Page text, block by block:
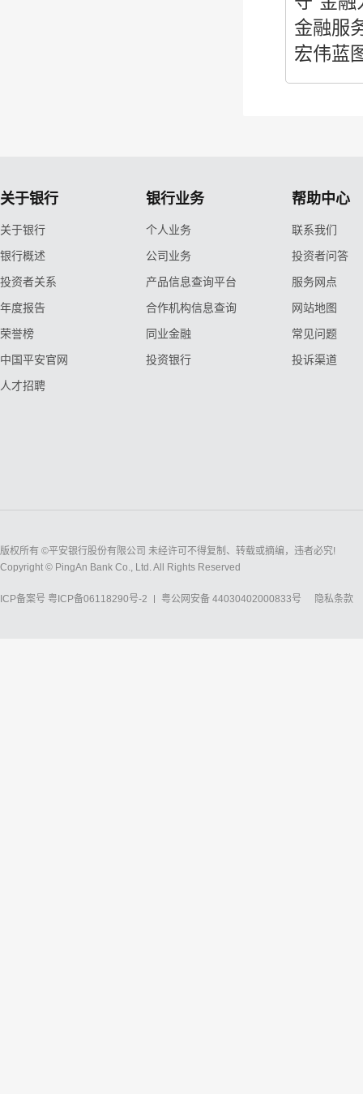
金融服
宏伟蓝
关于银行
关于银行
银行概述
投资者关系
年度报告
荣誉榜
中国平安官网
人才招聘
银行业务
个人业务
公司业务
产品信息查询平台
合作机构信息查询
同业金融
投资银行
帮助中心
联系我们
投资者问答
服务网点
网站地图
常见问题
投诉渠道
版权所有 ©平安银行股份有限公司 未经许可不得复制、转载或摘编，违者必究!
Copyright © PingAn Bank Co., Ltd. All Rights Reserved
ICP备案号 粤ICP备06118290号-2 粤公网安备 44030402000833号 隐私条款